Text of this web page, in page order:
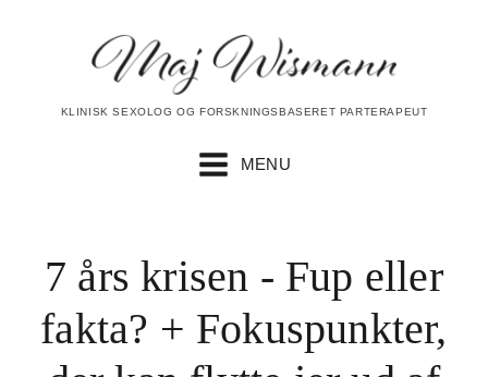
KLINISK SEXOLOG OG FORSKNINGSBASERET PARTERAPEUT
MENU
7 års krisen - Fup eller
fakta? + Fokuspunkter,